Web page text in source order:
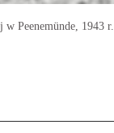
Peenemünde, 1943 r.